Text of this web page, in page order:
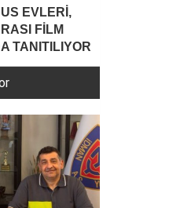
EVLERİ,
FİLM
TANITILIYOR